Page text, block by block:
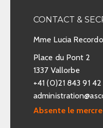
CONTACT &
Mme Lucia
Place du Pont 2
1337 Vallorbe
+41 (0)21 843 91 42
Absente le